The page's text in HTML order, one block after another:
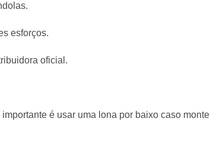
esforços.
oficial.
é usar uma lona por baixo caso monte